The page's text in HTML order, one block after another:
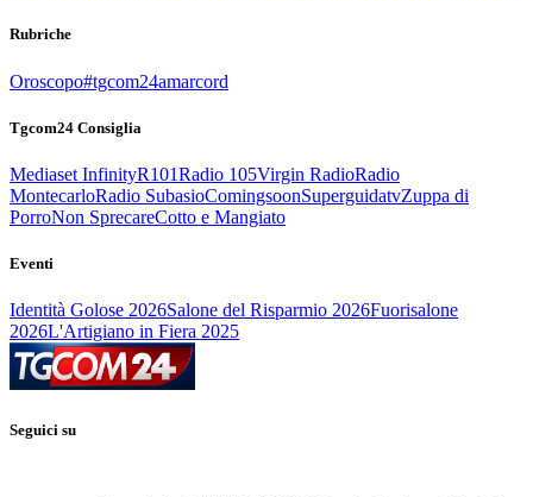
Rubriche
Oroscopo#tgcom24amarcord
Tgcom24 Consiglia
Mediaset InfinityR101Radio 105Virgin RadioRadio
MontecarloRadio SubasioComingsoonSuperguidatvZuppa di
PorroNon SprecareCotto e Mangiato
Eventi
Identità Golose 2026Salone del Risparmio 2026Fuorisalone
2026L'Artigiano in Fiera 2025
Seguici su